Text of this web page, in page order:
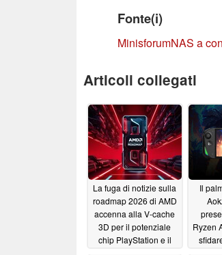
Fonte(i)
MinisforumNAS a
Articoli collegati
La fuga di notizie sulla
roadmap 2026 di AMD
accenna alla V-cache
3D per il potenziale
chip PlayStation e il
Il
Ryzen